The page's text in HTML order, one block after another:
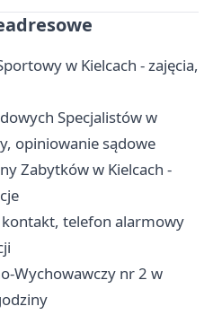
w Kielcach - zajęcia,
Specjalistów w
opiniowanie sądowe
Zabytków w Kielcach -
kontakt, telefon alarmowy
Wychowawczy nr 2 w